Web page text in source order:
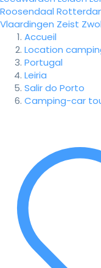
Roosendaal
Vlaardingen Zeist
Accueil
Location
Portugal
Leiria
Salir do Porto
Camping-car